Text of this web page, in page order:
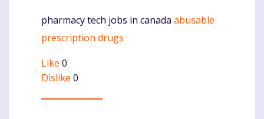
Komentaras
pharmacy tech jobs in canada abusable
prescription drugs
Like 0
Dislike 0